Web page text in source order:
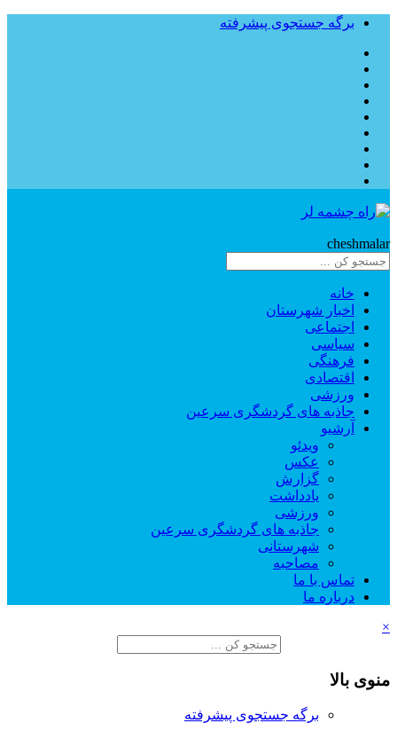
برگه جستجوی پیشرفته
cheshmalar
خانه
اخبار شهرستان
اجتماعی
سیاسی
فرهنگی
اقتصادی
ورزشی
جاذبه های گردشگری سرعین
آرشیو
ویدئو
عکس
گزارش
یادداشت
ورزشی
جاذبه های گردشگری سرعین
شهرستانی
مصاحبه
تماس با ما
درباره ما
×
منوی بالا
برگه جستجوی پیشرفته